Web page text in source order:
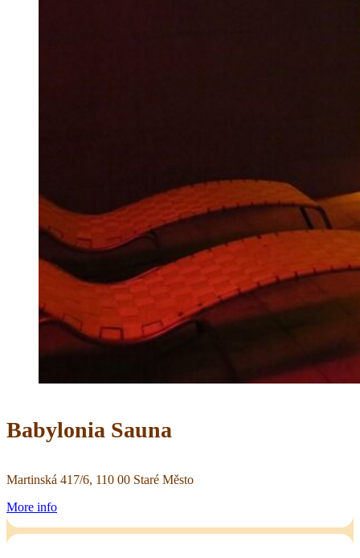
Babylonia Sauna
Martinská 417/6, 110 00 Staré Město
More info